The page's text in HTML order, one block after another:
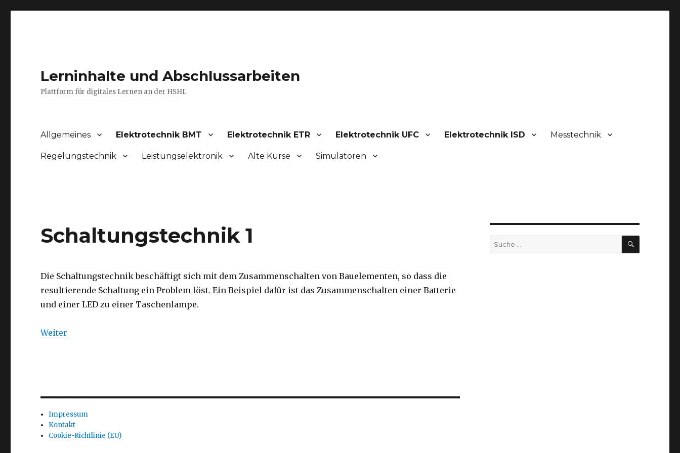
Lerninhalte und Abschlussarbeiten
Plattform für digitales Lernen an der HSHL
Allgemeines Elektrotechnik BMT Elektrotechnik ETR Elektrotechnik UFC Elektrotechnik ISD Messtechnik
Regelungstechnik Leistungselektronik Alte Kurse Simulatoren
Schaltungstechnik 1
Die Schaltungstechnik beschäftigt sich mit dem Zusammenschalten von Bauelementen, so dass die
resultierende Schaltung ein Problem löst. Ein Beispiel dafür ist das Zusammenschalten einer Batterie
und einer LED zu einer Taschenlampe.
Weiter
Impressum
Kontakt
Cookie-Richtlinie (EU)
Suche
nach:
SUCHEN